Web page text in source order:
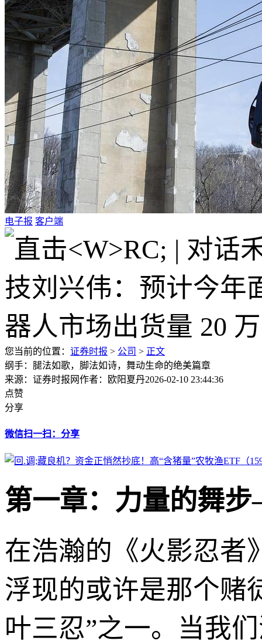
电子报 客户端
您当前的位置： 证券时报 > 公司 > 正文
纲手：腿法如歌，脚法如诗，舞动生命的绝美篇章
来源：证券时报网作者：欧阳夏丹2026-02-10 23:44:36
点赞
分享
微信扫一扫：分享
第一章：力量的舞
在浩瀚的《火影忍者
浮现的或许是那个赌
叶三忍”之一。当我